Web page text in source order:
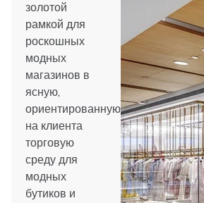
золотой
рамкой для
роскошных
модных
магазинов в
ясную,
ориентированную
на клиента
торговую
среду для
модных
бутиков и